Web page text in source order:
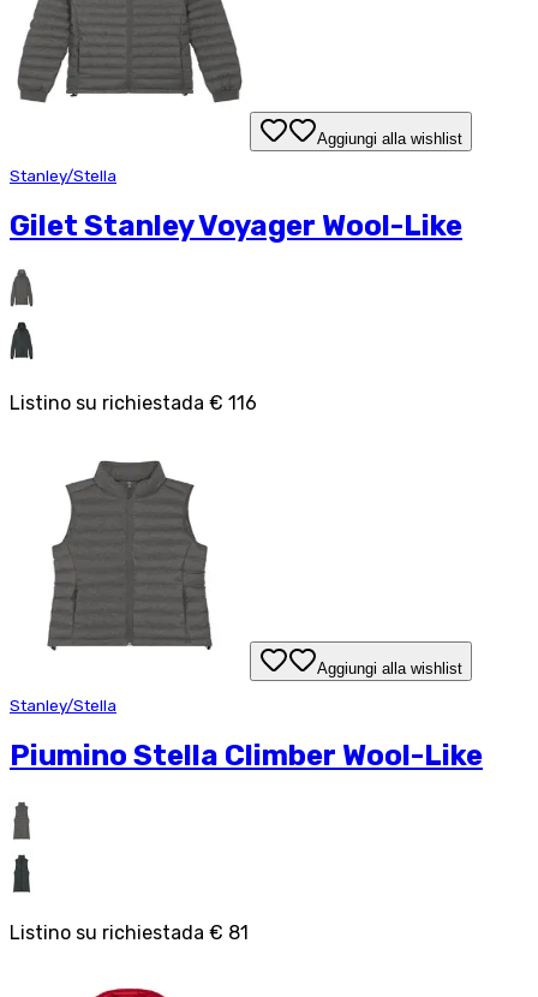
Aggiungi alla wishlist
Stanley/Stella
Gilet Stanley Voyager Wool-Like
Listino su richiestada € 116
Aggiungi alla wishlist
Stanley/Stella
Piumino Stella Climber Wool-Like
Listino su richiestada € 81